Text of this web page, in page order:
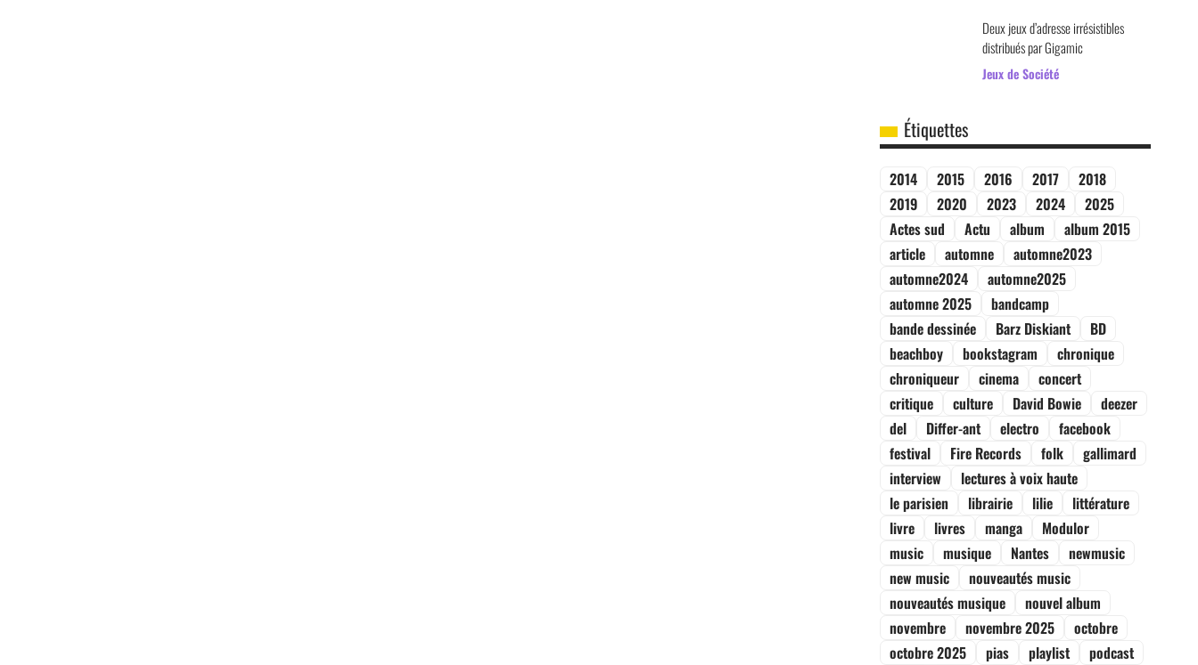
Deux jeux d’adresse irrésistibles
distribués par Gigamic
Jeux de Société
Étiquettes
2014 2015 2016 2017
2018
2019
2020 2023 2024
2025
Actes sud
Actu album
album 2015
article
automne
automne2023
automne2024
automne2025
automne 2025
bandcamp
bande dessinée
Barz Diskiant
BD
beachboy
bookstagram
chronique
chroniqueur
cinema
concert
critique
culture David Bowie
deezer
del
Differ-ant electro
facebook
festival
Fire Records folk
gallimard
interview
lectures à voix haute
le parisien
librairie lilie
littérature
livre
livres manga
Modulor
music
musique Nantes
newmusic
new music
nouveautés music
nouveautés musique
nouvel album
novembre
novembre 2025
octobre
octobre 2025
pias playlist
podcast